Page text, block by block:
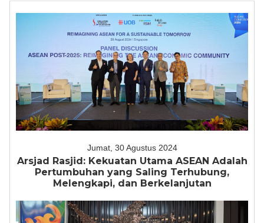
Jumat, 30 Agustus 2024
Arsjad Rasjid: Kekuatan Utama ASEAN Adalah
Pertumbuhan yang Saling Terhubung,
Melengkapi, dan Berkelanjutan